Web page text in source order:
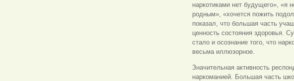
наркотиками нет будущего», «я
родным», «хочется пожить
показал, что большая часть
ценность состояния здоровья.
стало и осознание того, что
весьма иллюзорное.
Значительная активность
наркоманией. Большая часть